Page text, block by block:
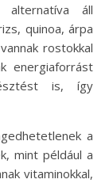
alternatíva áll
quinoa, árpa
rostokkal
energiaforrást
is, így
a
mint például a
vitaminokkal,